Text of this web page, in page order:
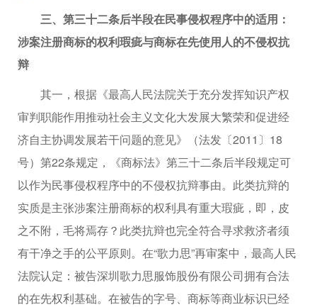
三、第三十二条后半段在民事侵权程序中的适用：
涉案注册商标的权利瑕疵与商标在先使用人的不侵权抗
辩
其一，根据《最高人民法院关于充分发挥知识产权
审判职能作用推动社会主义文化大发展大繁荣和促进经
济自主协调发展若干问题的意见》（法发〔2011〕18
号）第22条规定，《商标法》第三十二条后半段规定可
以作为民事侵权程序中的不侵权抗辩事由。此类抗辩的
实质是主张涉案注册商标的权利具有重大瑕疵，即，皮
之不附，毛将焉存？此类抗辩也完全符合寻求救济者须
有干净之手的公平原则。在“歌力思”再审案中，最高人民
法院认定：被告深圳歌力思服饰股份有限公司拥有合法
的在先权利基础。在被告的字号、商标等商业标识已经